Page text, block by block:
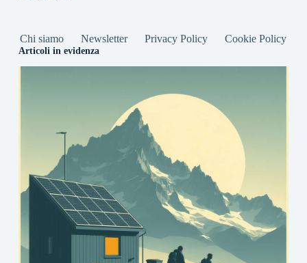
Chi siamo Newsletter Privacy Policy Cookie Policy
Articoli in evidenza